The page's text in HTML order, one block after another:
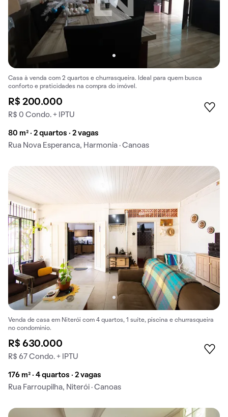
Casa à venda com 2 quartos e churrasqueira. Ideal para quem busca
conforto e praticidades na compra do imóvel.
R$ 200.000
R$ 0 Condo. + IPTU
80 m² · 2 quartos · 2 vagas
Rua Nova Esperanca, Harmonia · Canoas
Venda de casa em Niterói com 4 quartos, 1 suíte, piscina e churrasqueira
no condomínio.
R$ 630.000
R$ 67 Condo. + IPTU
176 m² · 4 quartos · 2 vagas
Rua Farroupilha, Niterói · Canoas